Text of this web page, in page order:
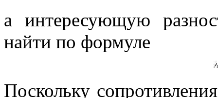
а интересующую
найти по формуле
Поскольку